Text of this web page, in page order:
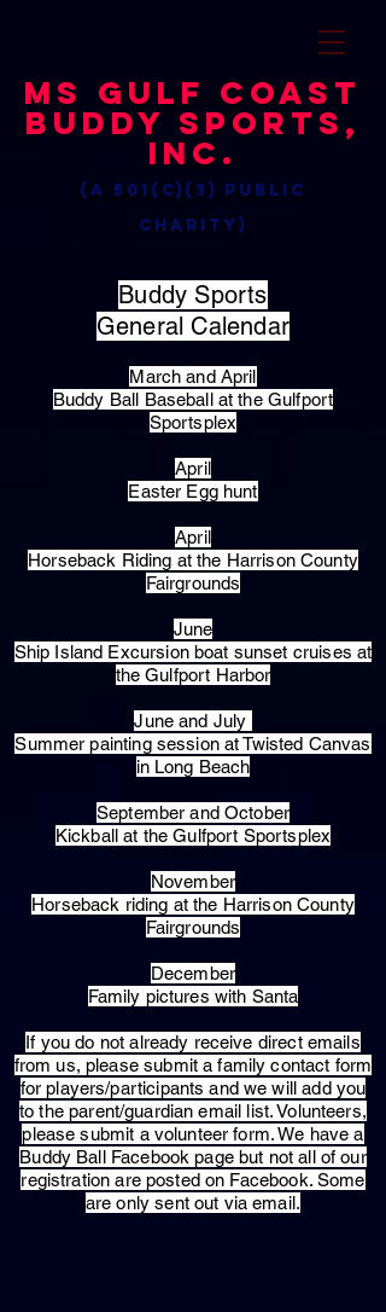
MS Gulf Coast
Buddy Sports,
Inc.
(a 501(c)(3) public
charity)
Buddy Sports
General Calendar
March and April
Buddy Ball Baseball at the Gulfport
Sportsplex
April
Easter Egg hunt
April
Horseback Riding at the Harrison County
Fairgrounds
June
Ship Island Excursion boat sunset cruises at
the Gulfport Harbor
June and July
Summer painting session at Twisted Canvas
in Long Beach
September and October
Kickball at the Gulfport Sportsplex
November
Horseback riding at the Harrison County
Fairgrounds
December
Family pictures with Santa
​If you do not already receive direct emails
from us, please submit a family contact form
for players/participants and we will add you
to the parent/guardian email list. Volunteers,
please submit a volunteer form. We have a
Buddy Ball Facebook page but not all of our
registration are posted on Facebook. Some
are only sent out via email.